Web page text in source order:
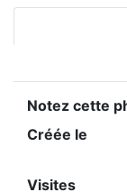
Notez cette
Créée le
Visites